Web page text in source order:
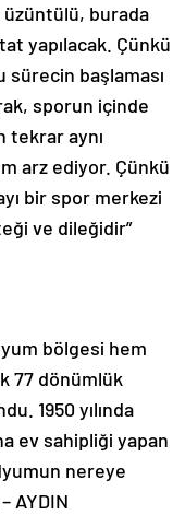
üzüntülü, burada
yapılacak. Çünkü
sürecin başlaması
sporun içinde
tekrar aynı
arz ediyor. Çünkü
bir spor merkezi
ve dileğidir”
bölgesi hem
77 dönümlük
1950 yılında
ev sahipliği yapan
nereye
AYDIN